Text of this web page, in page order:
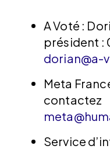
A Voté :
président :
dorian@a-
Meta
contactez
Service